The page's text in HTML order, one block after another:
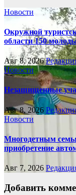
Новости
Окружной
области 150
Авг 8, 2026
Новости
Незащищенные
Авг 8, 2026
Новости
Многодетным
приобретение
Авг 7, 2026
Добавить